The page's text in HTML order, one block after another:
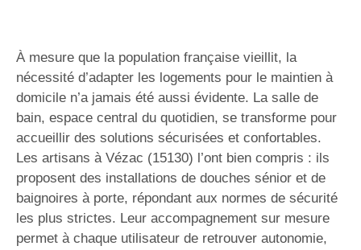
À mesure que la population française vieillit, la
nécessité d’adapter les logements pour le maintien à
domicile n’a jamais été aussi évidente. La salle de
bain, espace central du quotidien, se transforme pour
accueillir des solutions sécurisées et confortables.
Les artisans à Vézac (15130) l’ont bien compris : ils
proposent des installations de douches sénior et de
baignoires à porte, répondant aux normes de sécurité
les plus strictes. Leur accompagnement sur mesure
permet à chaque utilisateur de retrouver autonomie,